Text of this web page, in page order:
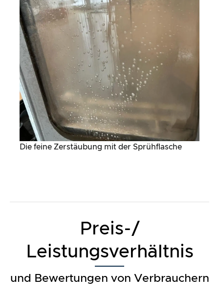
Die feine Zerstäubung mit der Sprühflasche
Preis-/
Leistungsverhältnis
und Bewertungen von Verbrauchern